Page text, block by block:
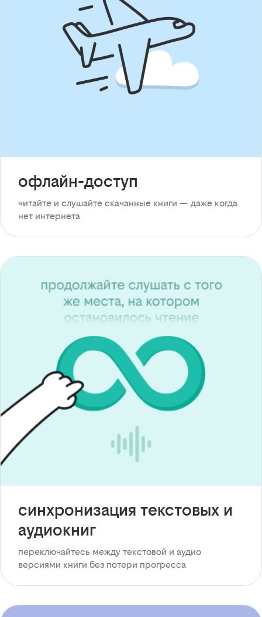
офлайн-доступ
читайте и слушайте скачанные книги — даже когда
нет интернета
синхронизация текстовых и
аудиокниг
переключайтесь между текстовой и аудио
версиями книги без потери прогресса